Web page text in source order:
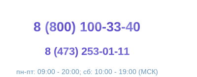
8 (800) 100-33-40
8 (473) 253-01-11
пн-пт: 09:00 - 20:00; сб: 10:00 - 19:00 (МСК)